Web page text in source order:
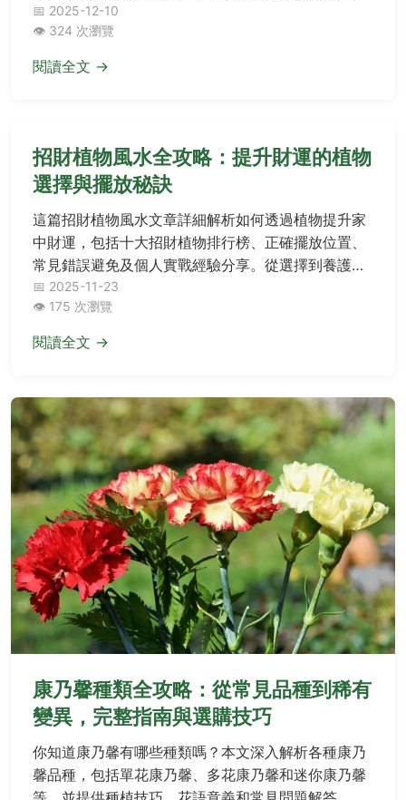
从基础原理到实战技巧，详细解析影响浇水频率的关
键因素，如光照、温度、季节变化，并提供简单判断
方法。文中还涵盖常见错误避免、个人经验分享，以
及权威资源参考，帮助您轻松解决富贵竹浇水难题，
📅 2025-12-10
👁️ 324 次瀏覽
招財植物風水全攻略：提升財運的植物
選擇與擺放秘訣
這篇招財植物風水文章詳細解析如何透過植物提升家
中財運，包括十大招財植物排行榜、正確擺放位置、
常見錯誤避免及個人實戰經驗分享。從選擇到養護，
一步步教你打造財富能量場，解決所有關於招財植物
📅 2025-11-23
閱讀全文 →
康乃馨種類全攻略：從常見品種到稀有
變異，完整指南與選購技巧